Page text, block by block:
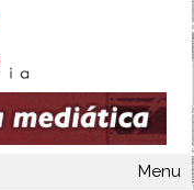
Menu